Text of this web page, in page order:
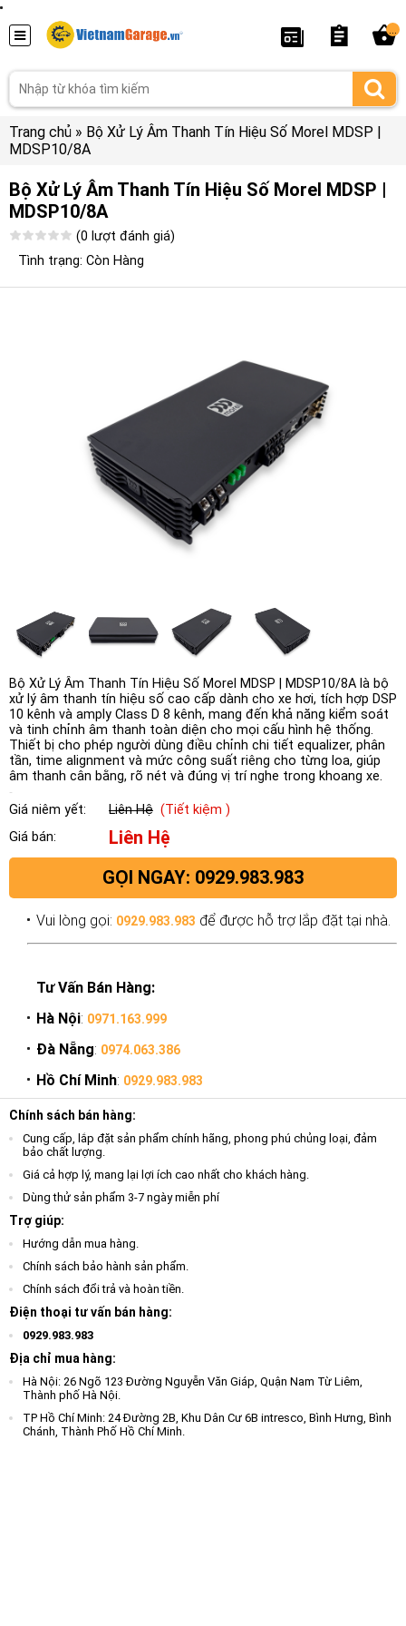
Trang chủ » Bộ Xử Lý Âm Thanh Tín Hiệu Số Morel MDSP |
MDSP10/8A
Bộ Xử Lý Âm Thanh Tín Hiệu Số Morel MDSP |
MDSP10/8A
(0 lượt đánh giá)
Tình trạng: Còn Hàng
Bộ Xử Lý Âm Thanh Tín Hiệu Số Morel MDSP | MDSP10/8A là bộ
xử lý âm thanh tín hiệu số cao cấp dành cho xe hơi, tích hợp DSP
10 kênh và amply Class D 8 kênh, mang đến khả năng kiểm soát
và tinh chỉnh âm thanh toàn diện cho mọi cấu hình hệ thống.
Thiết bị cho phép người dùng điều chỉnh chi tiết equalizer, phân
tần, time alignment và mức công suất riêng cho từng loa, giúp
âm thanh cân bằng, rõ nét và đúng vị trí nghe trong khoang xe.
Giá niêm yết: Liên Hệ (Tiết kiệm )
Giá bán:
Liên Hệ
GỌI NGAY: 0929.983.983
Vui lòng gọi: 0929.983.983 để được hỗ trợ lắp đặt tại nhà.
Tư Vấn Bán Hàng:
Hà Nội: 0971.163.999
Đà Nẵng: 0974.063.386
Hồ Chí Minh: 0929.983.983
Chính sách bán hàng:
Cung cấp, lắp đặt sản phẩm chính hãng, phong phú chủng loại, đảm
bảo chất lượng.
Giá cả hợp lý, mang lại lợi ích cao nhất cho khách hàng.
Dùng thử sản phẩm 3-7 ngày miễn phí
Trợ giúp:
Hướng dẫn mua hàng.
Chính sách bảo hành sản phẩm.
Chính sách đổi trả và hoàn tiền.
Điện thoại tư vấn bán hàng:
0929.983.983
Địa chỉ mua hàng:
Hà Nội: 26 Ngõ 123 Đường Nguyễn Văn Giáp, Quận Nam Từ Liêm,
Thành phố Hà Nội.
TP Hồ Chí Minh: 24 Đường 2B, Khu Dân Cư 6B intresco, Bình Hưng, Bình
Chánh, Thành Phố Hồ Chí Minh.